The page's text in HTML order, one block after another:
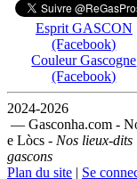
Esprit GASCON
(Facebook)
Couleur Gascogne
(Facebook)
2024-2026
— Gasconha.com -
e Lòcs - Nos lieux-dits
gascons
Plan du site | Se